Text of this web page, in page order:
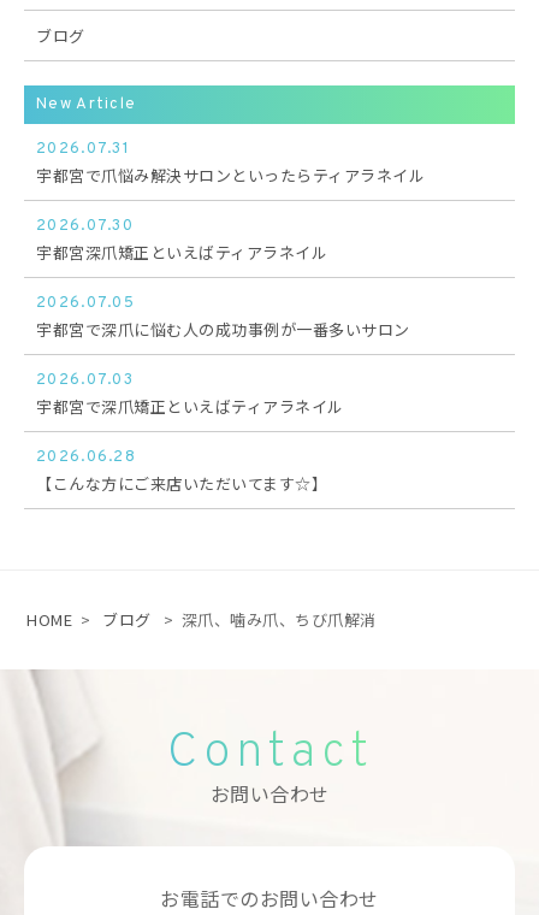
ブログ
New Article
2026.07.31
宇都宮で爪悩み解決サロンといったらティアラネイル
2026.07.30
宇都宮深爪矯正といえばティアラネイル
2026.07.05
宇都宮で深爪に悩む人の成功事例が一番多いサロン
2026.07.03
宇都宮で深爪矯正といえばティアラネイル
2026.06.28
【こんな方にご来店いただいてます☆】
HOME > ブログ > 深爪、噛み爪、ちび爪解消
Contact
お問い合わせ
お電話でのお問い合わせ